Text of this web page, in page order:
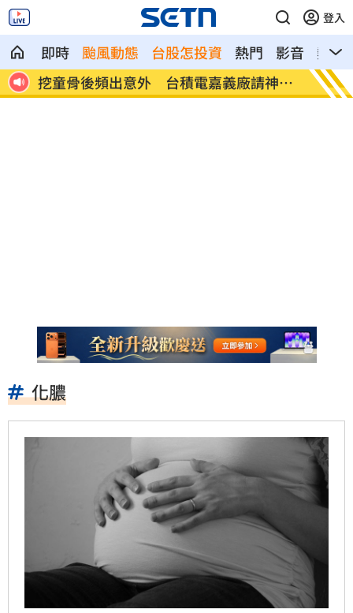
登入
即時 颱風動態 台股怎投資 熱門 影音
熱搜
王
挖童骨後頻出意外 台積電嘉義廠請神鎮
煞
這吃
賣
化膿